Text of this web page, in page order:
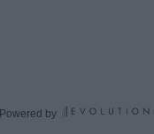
Powered by